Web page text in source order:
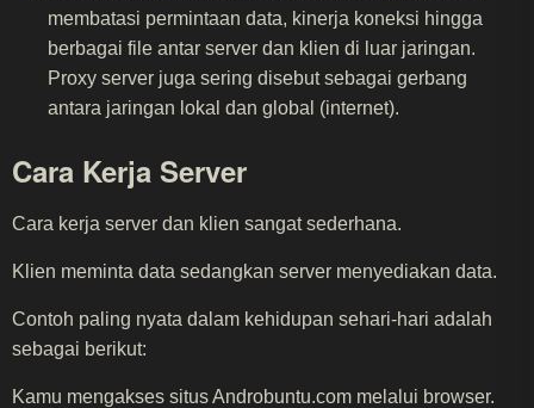
membatasi permintaan data, kinerja koneksi hingga
berbagai file antar server dan klien di luar jaringan.
Proxy server juga sering disebut sebagai gerbang
antara jaringan lokal dan global (internet).
Cara Kerja Server
Cara kerja server dan klien sangat sederhana.
Klien meminta data sedangkan server menyediakan data.
Contoh paling nyata dalam kehidupan sehari-hari adalah
sebagai berikut:
Kamu mengakses situs Androbuntu.com melalui browser.